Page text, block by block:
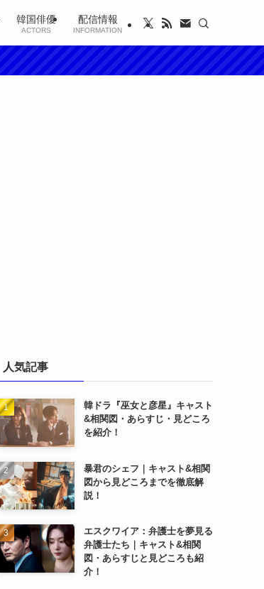
韓国俳優
ACTORS
配信情報
INFORMATION
人気記事
韓ドラ『巫女と彦星』キャスト
&相関図・あらすじ・見どころ
を紹介！
暴君のシェフ｜キャスト&相関
図から見どころまでを徹底解
説！
エスクワイア：弁護士を夢見る
弁護士たち｜キャスト&相関
図・あらすじと見どころも紹
介！